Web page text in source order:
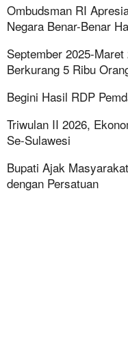
Ombudsman RI
Negara Benar-Benar
September 2025-
Berkurang 5 Ribu
Begini Hasil RDP
Triwulan II 2026,
Se-Sulawesi
Bupati Ajak
dengan Persatuan